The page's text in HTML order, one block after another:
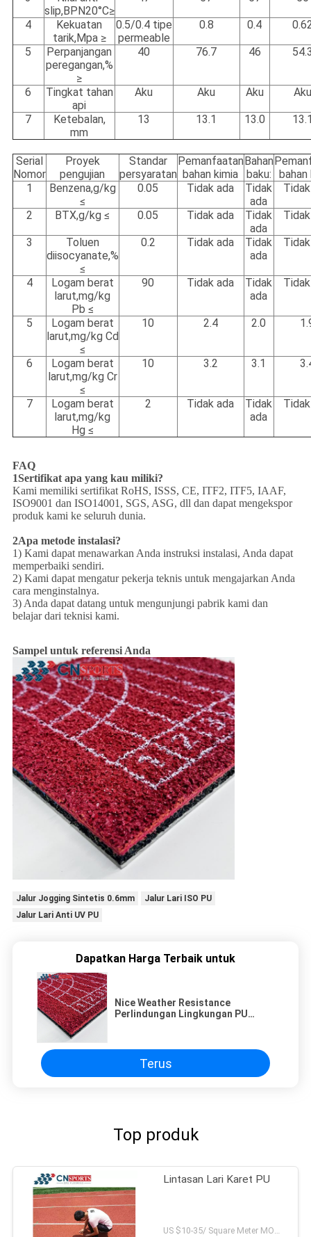
slip,BPN20°C≥
4
Kekuatan
tarik,Mpa ≥
0.5/0.4 tipe
permeable
0.8 0.4
5
Perpanjangan
peregangan,%
≥
40 76.7 46
6
Tingkat tahan
api
Aku Aku Aku
7
Ketebalan,
mm
13 13.1 13.0
Serial
Nomor
Proyek
pengujian
Standar
persyaratan
Pemanfaatan
bahan kimia
Bahan
baku:
1
Benzena,g/kg
≤
0.05 Tidak ada
Tidak
ada
2 BTX,g/kg ≤ 0.05 Tidak ada
Tidak
ada
3
Toluen
diisocyanate,%
≤
0.2 Tidak ada
Tidak
ada
4
Logam berat
larut,mg/kg
Pb ≤
90 Tidak ada
Tidak
ada
5
Logam berat
larut,mg/kg Cd
≤
10 2.4 2.0
6
Logam berat
larut,mg/kg Cr
≤
10 3.2 3.1
7
Logam berat
larut,mg/kg
Hg ≤
2 Tidak ada
Tidak
ada
FAQ
1Sertifikat apa yang kau miliki?
Kami memiliki sertifikat RoHS, ISSS, CE, ITF2, ITF5, IAAF,
ISO9001 dan ISO14001, SGS, ASG, dll dan dapat mengekspor
produk kami ke seluruh dunia.
2Apa metode instalasi?
1) Kami dapat menawarkan Anda instruksi instalasi, Anda dapat
memperbaiki sendiri.
2) Kami dapat mengatur pekerja teknis untuk mengajarkan Anda
cara menginstalnya.
3) Anda dapat datang untuk mengunjungi pabrik kami dan
belajar dari teknisi kami.
Sampel untuk referensi Anda
Jalur Jogging Sintetis 0.6mm
Jalur Lari ISO PU
Jalur Lari Anti UV PU
Dapatkan Harga Terbaik untuk
Nice Weather Resistance
Perlindungan Lingkungan PU
Terus
Top produk
Lintasan Lari Karet PU
US $10-35/ Square Meter MOQ:/